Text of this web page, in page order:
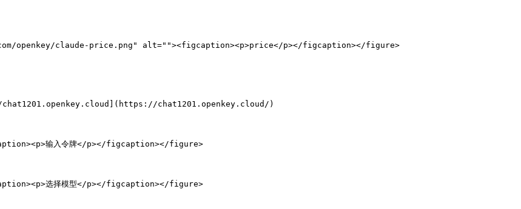
openkey/claude-price.png" alt=""><figcaption><p>price</p></figcaption></figure>
chat1201.openkey.cloud](https://chat1201.openkey.cloud/)
输入令牌</p></figcaption></figure>
选择模型</p></figcaption></figure>